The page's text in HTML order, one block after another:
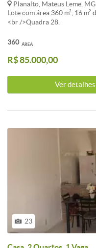
Planalto, Mateus Leme, MG
Lote com área 360 m², 16
<br />Quadra 28.
ÁREA
360
R$ 85.000,00
Ver
23